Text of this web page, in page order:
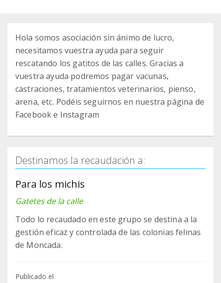
Hola somos asociación sin ánimo de lucro,
necesitamos vuestra ayuda para seguir
rescatando los gatitos de las calles. Gracias a
vuestra ayuda podremos pagar vacunas,
castraciones, tratamientos veterinarios, pienso,
arena, etc. Podéis seguirnos en nuestra página de
Facebook e Instagram
Destinamos la recaudación a:
Para los michis
Gatetes de la calle
Todo lo recaudado en este grupo se destina a la
gestión eficaz y controlada de las colonias felinas
de Moncada.
Publicado el